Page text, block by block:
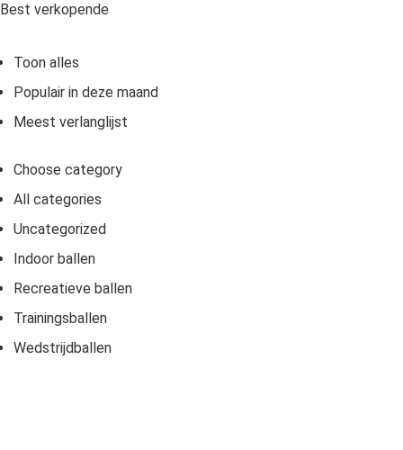
Best verkopende
Toon alles
Populair in deze maand
Meest verlanglijst
Choose category
All categories
Uncategorized
Indoor ballen
Recreatieve ballen
Trainingsballen
Wedstrijdballen